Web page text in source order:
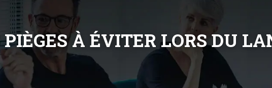
À ÉVITER LORS DU